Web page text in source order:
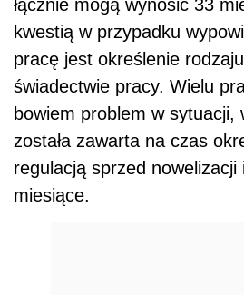
łącznie mogą wynosić 33
kwestią w przypadku
pracę jest określenie
świadectwie pracy. Wielu
bowiem problem w sytuacji,
została zawarta na czas
regulacją sprzed
miesiące.